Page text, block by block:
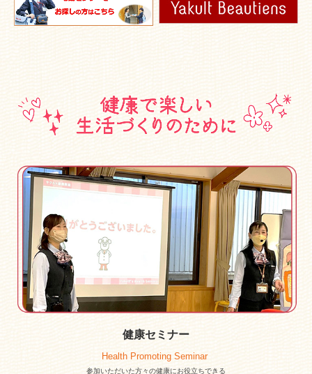
健康セミナー
Health Promoting Seminar
参加いただいた方々の健康にお役立ちできる